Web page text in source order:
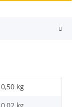
0,50 kg